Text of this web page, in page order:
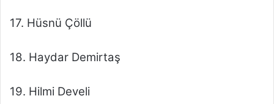
17. Hüsnü Çöllü
18. Haydar Demirtaş
19. Hilmi Develi